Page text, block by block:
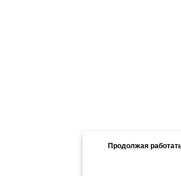
1991 - 2026
Продолжая